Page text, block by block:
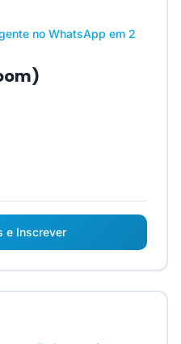
no WhatsApp em 2
e Inscrever